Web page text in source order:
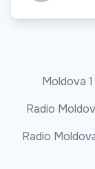
Moldova 1
Radio
Radio